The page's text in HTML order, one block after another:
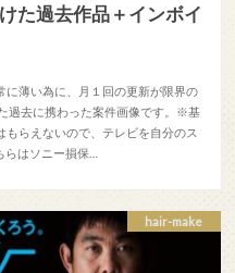
た過去作品＋インボイ
に薄い為に、月１回の更新が限界の
過去に携わった案件画像です。※基
らえないので、テレビを自分のス
はソニー損保…
hair-make